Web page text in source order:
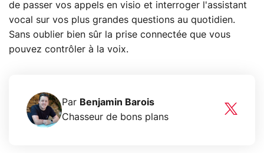
de passer vos appels en visio et interroger l'assistant
vocal sur vos plus grandes questions au quotidien.
Sans oublier bien sûr la prise connectée que vous
pouvez contrôler à la voix.
Par Benjamin Barois
Chasseur de bons plans